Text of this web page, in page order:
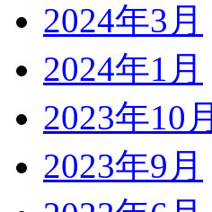
2024年3月
2024年1月
2023年10月
2023年9月